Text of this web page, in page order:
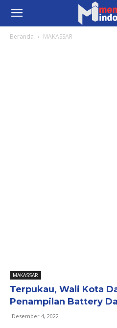
Beranda MAKASSAR
MAKASSAR
Terpukau, Wali Kota
Penampilan Battery
Desember 4, 2022